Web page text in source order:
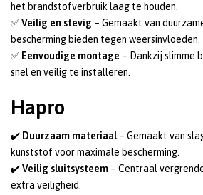
het brandstofverbruik laag te houden.
✅Veilig en stevig – Gemaakt van
bescherming bieden tegen weersinvloeden.
✅ Eenvoudige montage – Dankzij slimme
snel en veilig te installeren.
Hapro
✔️ Duurzaam materiaal– Gemaakt van
kunststof voor maximale bescherming.
✔️Veilig sluitsysteem – Centraal
extra veiligheid.